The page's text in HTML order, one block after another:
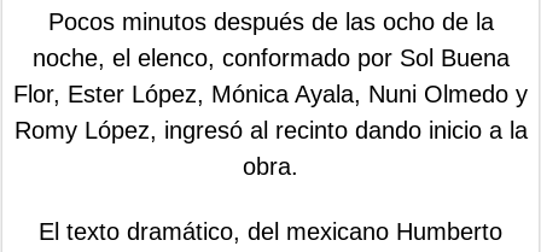
Pocos minutos después de las ocho de la
noche, el elenco, conformado por Sol Buena
Flor, Ester López, Mónica Ayala, Nuni Olmedo y
Romy López, ingresó al recinto dando inicio a la
obra.
El texto dramático, del mexicano Humberto